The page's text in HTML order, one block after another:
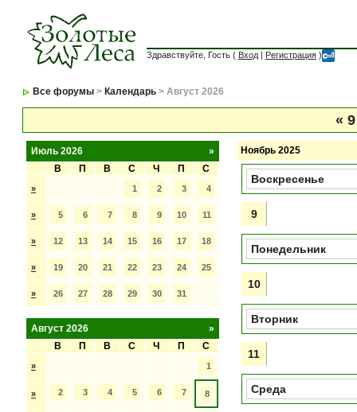
Здравствуйте, Гость ( Вход | Регистрация )
Все форумы > Календарь > Август 2026
«
»
Июль 2026
В
П В С Ч П С
» 1 2 3 4
» 5 6 7 8 9 10 11
» 12 13 14 15 16 17 18
» 19 20 21 22 23 24 25
» 26 27 28 29 30 31
»
Август 2026
В
П В С Ч П С
» 1
» 2 3 4 5 6 7 8
Ноябрь 2025
Воскресенье
9
Понедельник
10
Вторник
11
Среда